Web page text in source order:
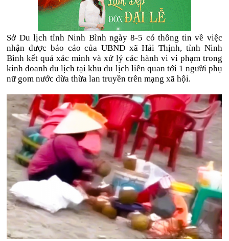
Sở Du lịch tỉnh Ninh Bình ngày 8-5 có thông tin về việc
nhận được báo cáo của UBND xã Hải Thịnh, tỉnh Ninh
Bình kết quả xác minh và xử lý các hành vi vi phạm trong
kinh doanh du lịch tại khu du lịch liên quan tới 1 người phụ
nữ gom nước dừa thừa lan truyền trên mạng xã hội.